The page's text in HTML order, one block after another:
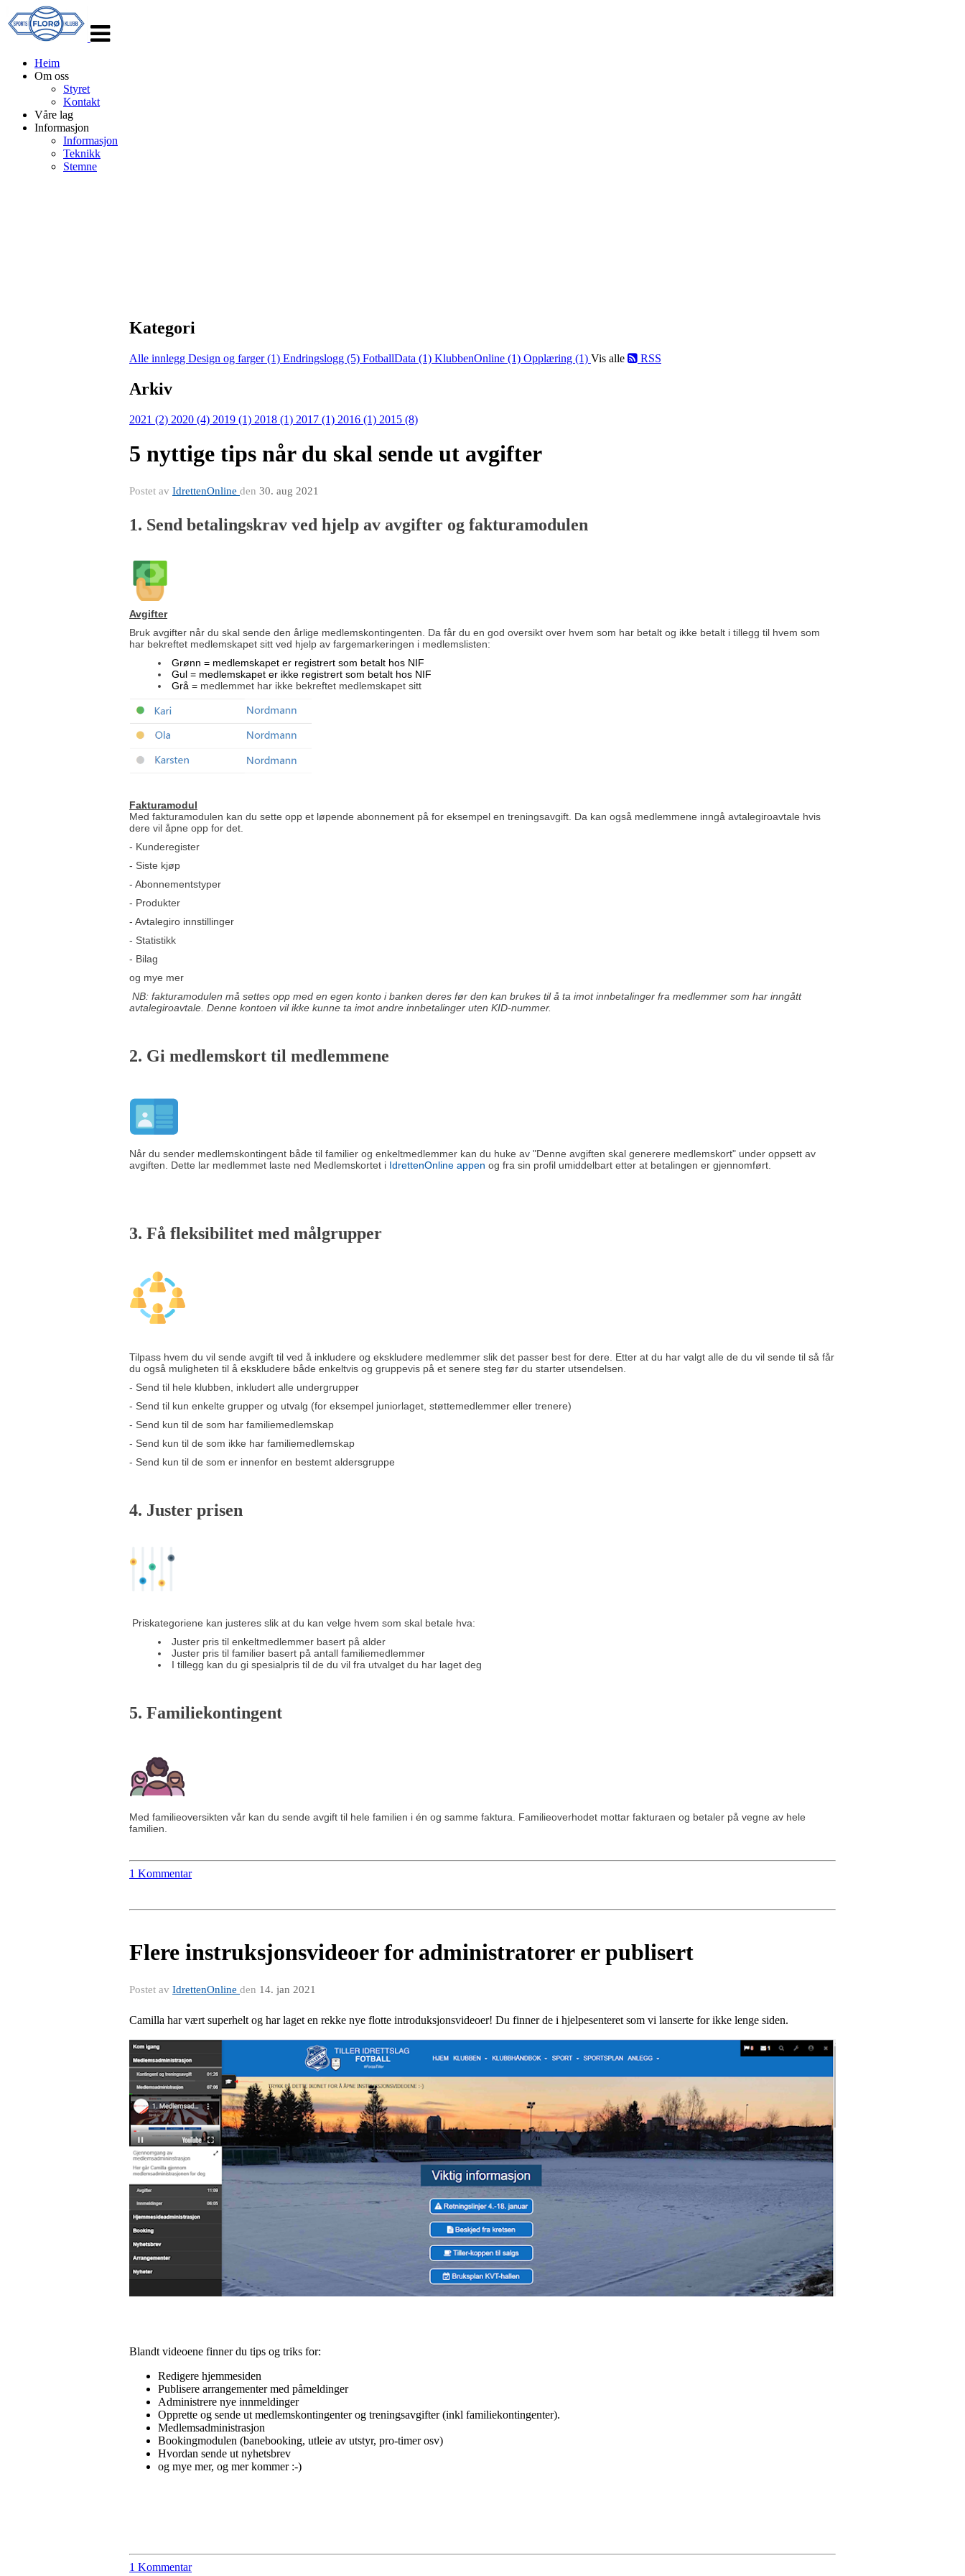
navigasjon
Heim
Om oss
Styret
Kontakt
Våre lag
Informasjon
Informasjon
Teknikk
Stemne
Kategori
Alle innlegg Design og farger (1) Endringslogg (5) FotballData (1) KlubbenOnline (1) Opplæring (1) Vis alle RSS
Arkiv
2021 (2) 2020 (4) 2019 (1) 2018 (1) 2017 (1) 2016 (1) 2015 (8)
5 nyttige tips når du skal sende ut avgifter
Postet av IdrettenOnline den 30. aug 2021
1. Send betalingskrav ved hjelp av avgifter og fakturamodulen
Avgifter
Bruk avgifter når du skal sende den årlige medlemskontingenten. Da får du en god oversikt over hvem som har betalt og ikke betalt i tillegg til hvem som
har bekreftet medlemskapet sitt ved hjelp av fargemarkeringen i medlemslisten:
Grønn = medlemskapet er registrert som betalt hos NIF
Gul = medlemskapet er ikke registrert som betalt hos NIF
Grå = medlemmet har ikke bekreftet medlemskapet sitt
Fakturamodul
Med fakturamodulen kan du sette opp et løpende abonnement på for eksempel en treningsavgift. Da kan også medlemmene inngå avtalegiroavtale hvis
dere vil åpne opp for det.
- Kunderegister
- Siste kjøp
- Abonnementstyper
- Produkter
- Avtalegiro innstillinger
- Statistikk
- Bilag
og mye mer
NB: fakturamodulen må settes opp med en egen konto i banken deres før den kan brukes til å ta imot innbetalinger fra medlemmer som har inngått
avtalegiroavtale. Denne kontoen vil ikke kunne ta imot andre innbetalinger uten KID-nummer.
2. Gi medlemskort til medlemmene
Når du sender medlemskontingent både til familier og enkeltmedlemmer kan du huke av "Denne avgiften skal generere medlemskort" under oppsett av
avgiften. Dette lar medlemmet laste ned Medlemskortet i IdrettenOnline appen og fra sin profil umiddelbart etter at betalingen er gjennomført.
3. Få fleksibilitet med målgrupper
Tilpass hvem du vil sende avgift til ved å inkludere og ekskludere medlemmer slik det passer best for dere. Etter at du har valgt alle de du vil sende til så får
du også muligheten til å ekskludere både enkeltvis og gruppevis på et senere steg før du starter utsendelsen.
- Send til hele klubben, inkludert alle undergrupper
- Send til kun enkelte grupper og utvalg (for eksempel juniorlaget, støttemedlemmer eller trenere)
- Send kun til de som har familiemedlemskap
- Send kun til de som ikke har familiemedlemskap
- Send kun til de som er innenfor en bestemt aldersgruppe
4. Juster prisen
Priskategoriene kan justeres slik at du kan velge hvem som skal betale hva:
Juster pris til enkeltmedlemmer basert på alder
Juster pris til familier basert på antall familiemedlemmer
I tillegg kan du gi spesialpris til de du vil fra utvalget du har laget deg
5. Familiekontingent
Med familieoversikten vår kan du sende avgift til hele familien i én og samme faktura. Familieoverhodet mottar fakturaen og betaler på vegne av hele
familien.
1 Kommentar
Flere instruksjonsvideoer for administratorer er publisert
Postet av IdrettenOnline den 14. jan 2021
Camilla har vært superhelt og har laget en rekke nye flotte introduksjonsvideoer! Du finner de i hjelpesenteret som vi lanserte for ikke lenge siden.
Blandt videoene finner du tips og triks for:
Redigere hjemmesiden
Publisere arrangementer med påmeldinger
Administrere nye innmeldinger
Opprette og sende ut medlemskontingenter og treningsavgifter (inkl familiekontingenter).
Medlemsadministrasjon
Bookingmodulen (banebooking, utleie av utstyr, pro-timer osv)
Hvordan sende ut nyhetsbrev
og mye mer, og mer kommer :-)
1 Kommentar